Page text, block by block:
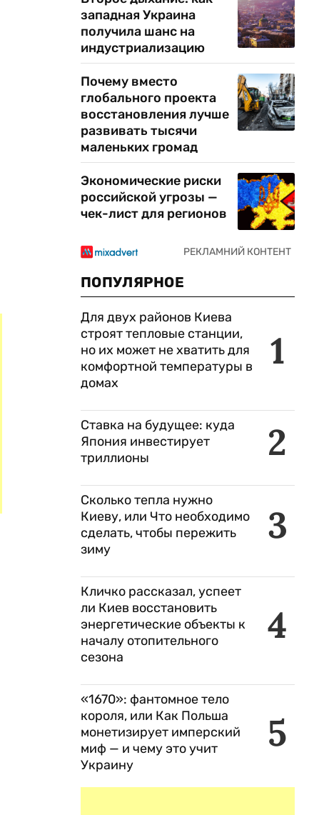
западная Украина
получила шанс на
индустриализацию
Почему вместо
глобального проекта
восстановления лучше
развивать тысячи
маленьких громад
Экономические риски
российской угрозы —
чек-лист для регионов
ПОПУЛЯРНОЕ
1
Для двух районов Киева
строят тепловые станции,
но их может не хватить для
комфортной температуры в
домах
2
Ставка на будущее: куда
Япония инвестирует
триллионы
3
Сколько тепла нужно
Киеву, или Что необходимо
сделать, чтобы пережить
зиму
4
Кличко рассказал, успеет
ли Киев восстановить
энергетические объекты к
началу отопительного
сезона
5
«1670»: фантомное тело
короля, или Как Польша
монетизирует имперский
миф — и чему это учит
Украину